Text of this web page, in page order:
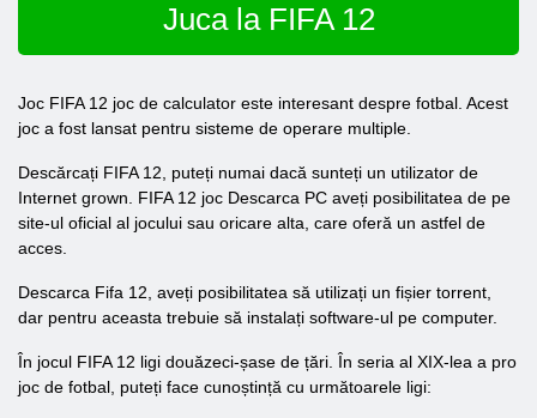
Juca la FIFA 12
Joc FIFA 12 joc de calculator este interesant despre fotbal. Acest
joc a fost lansat pentru sisteme de operare multiple.
Descărcați FIFA 12, puteți numai dacă sunteți un utilizator de
Internet grown. FIFA 12 joc Descarca PC aveți posibilitatea de pe
site-ul oficial al jocului sau oricare alta, care oferă un astfel de
acces.
Descarca Fifa 12, aveți posibilitatea să utilizați un fișier torrent,
dar pentru aceasta trebuie să instalați software-ul pe computer.
În jocul FIFA 12 ligi douăzeci-șase de țări. În seria al XIX-lea a pro
joc de fotbal, puteți face cunoștință cu următoarele ligi: